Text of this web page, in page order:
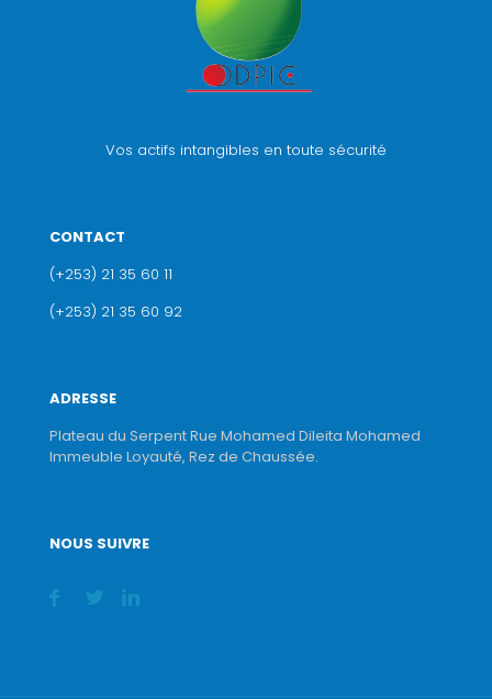
Vos actifs intangibles en toute sécurité
CONTACT
(+253) 21 35 60 11
(+253) 21 35 60 92
ADRESSE
Plateau du Serpent Rue Mohamed Dileita Mohamed
Immeuble Loyauté, Rez de Chaussée.
NOUS SUIVRE